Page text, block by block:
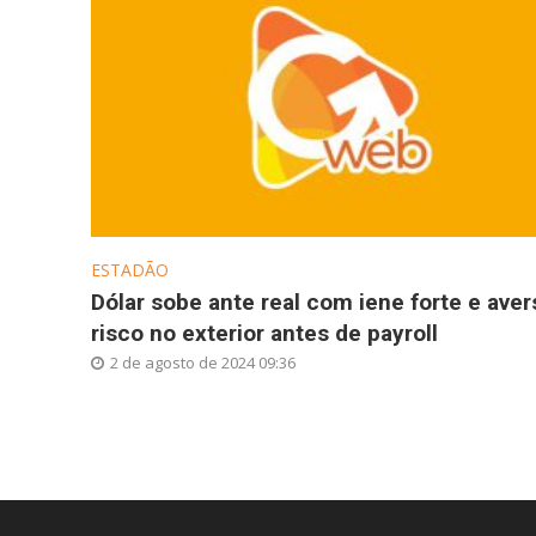
ESTADÃO
Dólar sobe ante real com iene forte e
risco no exterior antes de payroll
2 de agosto de 2024 09:36